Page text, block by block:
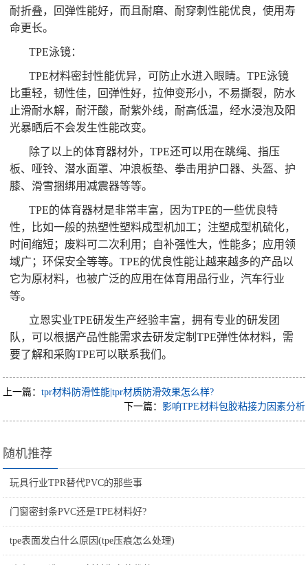
耐折叠，回弹性能好，而且耐磨、耐穿刺性能优良，使用寿
命更长。
TPE泳镜：
TPE材料密封性能优异，可防止水进入眼睛。TPE泳镜
比重轻，韧性佳，回弹性好，拉伸变形小，不易撕裂，防水
止滑耐水解，耐汗酸，耐紫外线，耐高低温，经水浸泡及阳
光暴晒后不会发生性能改变。
除了以上的体育器材外，TPE还可以用在跳绳、指压
板、哑铃、潜水面罩、冲浪板垫、拳击用护口器、头盔、护
膝、滑雪捆绑用减震器等等。
TPE的体育器材是非常丰富，因为TPE的一些优良特
性，比如一般的热塑性塑料成型机加工；注塑成型机硫化，
时间缩短；废料可二次利用；自补强性大，性能多；应用领
域广；环保安全等等。TPE的优良性能让越来越多的产品以
它为原材料，也被广泛的应用在体育用品行业，汽车行业
等。
立恩实业TPE研发生产经验丰富，拥有专业的研发团
队，可以根据产品性能需求去研发定制TPE弹性体材料，需
要了解和采购TPE可以联系我们。
上一篇：tpr材料防滑性能|tpr材质防滑效果怎么样?
下一篇： 影响TPE材料包胶粘接力因素分析
随机推荐
玩具行业TPR替代PVC的那些事
门窗密封条PVC还是TPE材料好?
tpe表面发白什么原因(tpe压痕怎么处理)